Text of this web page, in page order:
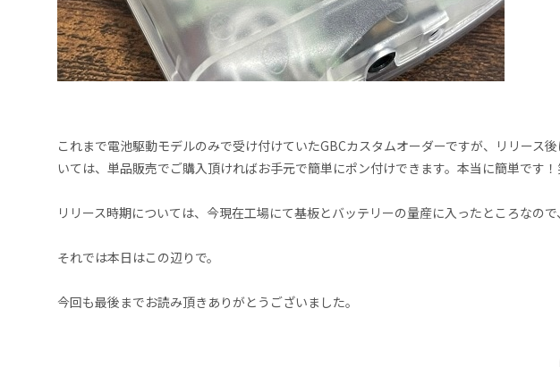
これまで電池駆動モデルのみで受け付けていたGBCカスタムオーダーですが、リリー
いては、単品販売でご購入頂ければお手元で簡単にポン付けできます。本当に簡単です
リリース時期については、今現在工場にて基板とバッテリーの量産に入ったところなの
それでは本日はこの辺りで。
今回も最後までお読み頂きありがとうございました。